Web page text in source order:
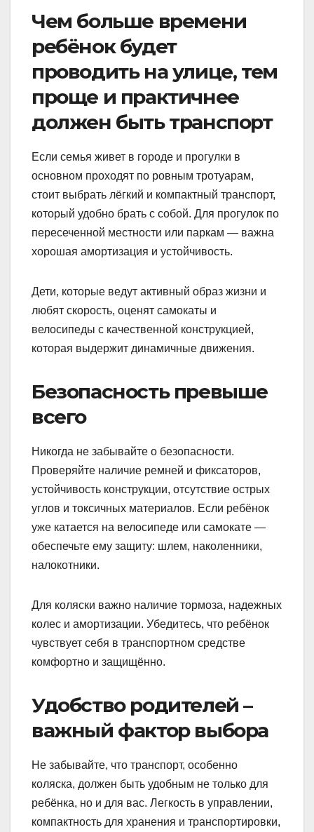
Чем больше времени
ребёнок будет
проводить на улице, тем
проще и практичнее
должен быть транспорт
Если семья живет в городе и прогулки в
основном проходят по ровным тротуарам,
стоит выбрать лёгкий и компактный транспорт,
который удобно брать с собой. Для прогулок по
пересеченной местности или паркам — важна
хорошая амортизация и устойчивость.
Дети, которые ведут активный образ жизни и
любят скорость, оценят самокаты и
велосипеды с качественной конструкцией,
которая выдержит динамичные движения.
Безопасность превыше
всего
Никогда не забывайте о безопасности.
Проверяйте наличие ремней и фиксаторов,
устойчивость конструкции, отсутствие острых
углов и токсичных материалов. Если ребёнок
уже катается на велосипеде или самокате —
обеспечьте ему защиту: шлем, наколенники,
налокотники.
Для коляски важно наличие тормоза, надежных
колес и амортизации. Убедитесь, что ребёнок
чувствует себя в транспортном средстве
комфортно и защищённо.
Удобство родителей –
важный фактор выбора
Не забывайте, что транспорт, особенно
коляска, должен быть удобным не только для
ребёнка, но и для вас. Легкость в управлении,
компактность для хранения и транспортировки,